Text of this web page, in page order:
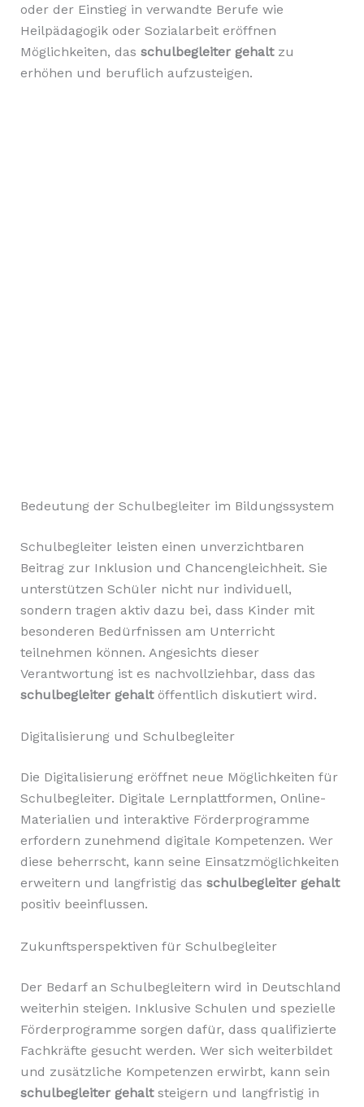
oder der Einstieg in verwandte Berufe wie
Heilpädagogik oder Sozialarbeit eröffnen
Möglichkeiten, das schulbegleiter gehaltzu
erhöhen und beruflich aufzusteigen.
Bedeutung der Schulbegleiter im Bildungssystem
Schulbegleiter leisten einen unverzichtbaren
Beitrag zur Inklusion und Chancengleichheit. Sie
unterstützen Schüler nicht nur individuell,
sondern tragen aktiv dazu bei, dass Kinder mit
besonderen Bedürfnissen am Unterricht
teilnehmen können. Angesichts dieser
Verantwortung ist es nachvollziehbar, dass das
schulbegleiter gehaltöffentlich diskutiert wird.
Digitalisierung und Schulbegleiter
Die Digitalisierung eröffnet neue Möglichkeiten für
Schulbegleiter. Digitale Lernplattformen, Online-
Materialien und interaktive Förderprogramme
erfordern zunehmend digitale Kompetenzen. Wer
diese beherrscht, kann seine Einsatzmöglichkeiten
erweitern und langfristig das schulbegleiter gehalt
positiv beeinflussen.
Zukunftsperspektiven für Schulbegleiter
Der Bedarf an Schulbegleitern wird in Deutschland
weiterhin steigen. Inklusive Schulen und spezielle
Förderprogramme sorgen dafür, dass qualifizierte
Fachkräfte gesucht werden. Wer sich weiterbildet
und zusätzliche Kompetenzen erwirbt, kann sein
schulbegleiter gehaltsteigern und langfristig in